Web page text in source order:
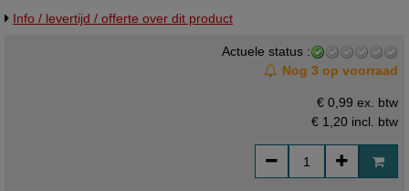
Info / levertijd / offerte over dit product
Actuele status :
Nog 3 op voorraad
€ 0,99 ex. btw
€ 1,20 incl. btw